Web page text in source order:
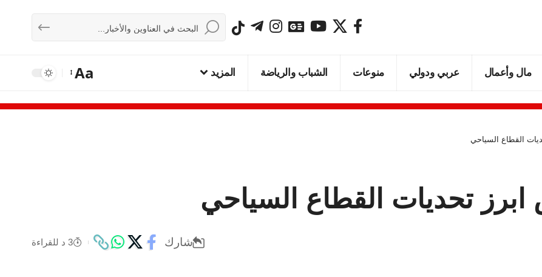
مال وأعمال عربي ودولي منوعات الشباب والرياضة المزيد Aa
القطاع السياحي
ابرز تحديات القطاع السياحي
شارك 3 د للقراءة